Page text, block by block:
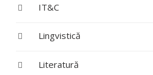
IT&C
Lingvistică
Literatură